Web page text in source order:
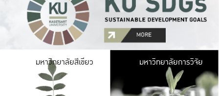
มหาวิทยาลัยสีเขียว มหาวิ
มีพื้นที่เขียวสดใส
เป็นป่าในเมือง เกษต
มหาวิทยาลัยการวิจัย